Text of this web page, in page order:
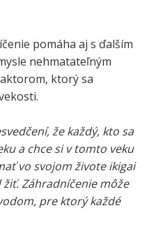
pomáha aj s ďalším
nehmatateľným
ktorý sa
že každý, kto sa
a chce si v tomto veku
vo svojom živote ikigai
Záhradníčenie môže
pre ktorý každé